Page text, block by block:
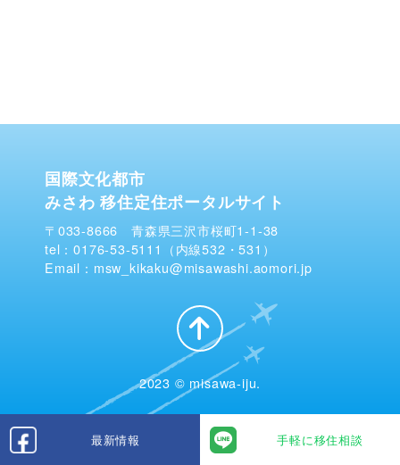
最新情報 手軽に移住相談
国際文化都市
みさわ 移住定住ポータルサイト
〒033-8666 青森県三沢市桜町1-1-38
tel：0176-53-5111（内線532・531）
Email：msw_kikaku@misawashi.aomori.jp
2023 © misawa-iju.